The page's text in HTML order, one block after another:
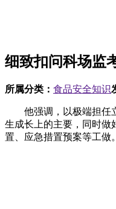
细致扣问科场监
所属分类： 食品安全知识
他强调，以极端担任立
生成长上的主要，同时做
置、应急措置预案等工做